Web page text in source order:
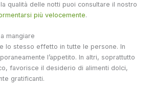
qualità delle notti puoi consultare il nostro
più velocemente.
mangiare
lo stesso effetto in tutte le persone. In
l’appetito. In altri, soprattutto
favorisce il desiderio di alimenti dolci,
gratificanti.